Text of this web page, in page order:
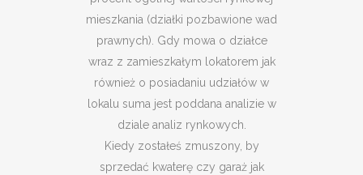
mieszkania (działki pozbawione wad
prawnych). Gdy mowa o działce
wraz z zamieszkałym lokatorem jak
również o posiadaniu udziałów w
lokalu suma jest poddana analizie w
dziale analiz rynkowych.
Kiedy zostałeś zmuszony, by
sprzedać kwaterę czy garaż jak